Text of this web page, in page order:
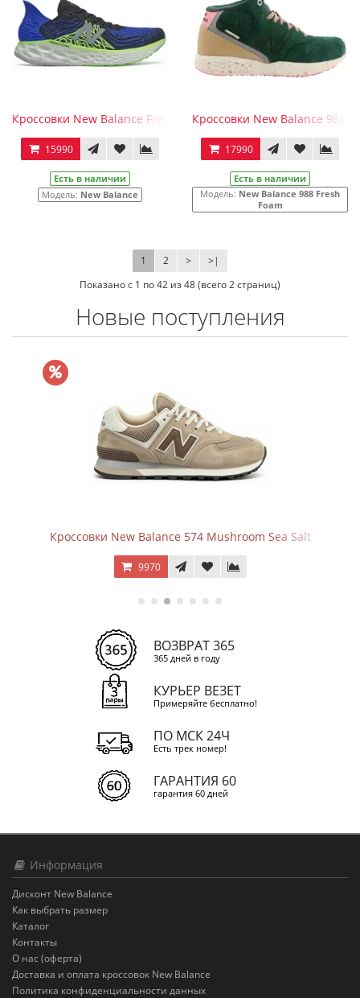
Кроссовки New Balance Fresh Foam 1080v10 синие
15990
Есть в наличии
Модель: New Balance
Кроссовки New Balance 988
17990
Есть в наличии
Модель: New Balance 988 Fresh
Foam
1 2 > >|
Показано с 1 по 42 из 48 (всего 2 страниц)
Новые поступления
Кроссовки New Balance 574 Mushroom Sea Salt
9970
ВОЗВРАТ 365
365 дней в году
КУРЬЕР ВЕЗЕТ
Примеряйте бесплатно!
ПО МСК 24Ч
Есть трек номер!
ГАРАНТИЯ 60
гарантия 60 дней
Информация
Дисконт New Balance
Как выбрать размер
Каталог
Контакты
О нас (оферта)
Доставка и оплата кроссовок New Balance
Политика конфиденциальности данных